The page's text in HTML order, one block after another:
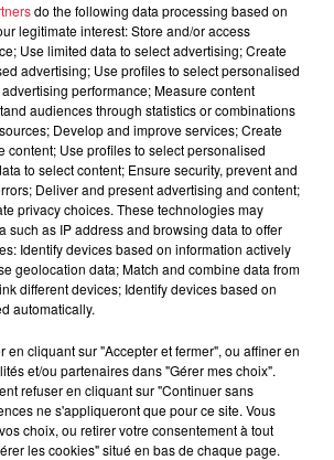
Gratuit
jouets et articles de puériculture à
le 22 septembre 2019 bourse aux
articles de puériculture organisée par
de Sang Bénévoles d'Ebersheim-
polyvalente Ignace Heinrich 52 rue
h à 13 h (8h30 pour les exposants).
10 € la table de 1m80. Buvette et petite
do the following data processing based on
legitimate interest: Store and/or access
Use limited data to select advertising; Create
advertising; Use profiles to select personalised
performance; Measure content
audiences through statistics or combinations
Develop and improve services; Create
content; Use profiles to select personalised
to select content; Ensure security, prevent and
Deliver and present advertising and content;
privacy choices. These technologies may
such as IP address and browsing data to offer
Identify devices based on information actively
geolocation data; Match and combine data from
different devices; Identify devices based on
automatically.
en cliquant sur "Accepter et fermer", ou affiner en
et/ou partenaires dans "Gérer mes choix".
refuser en cliquant sur "Continuer sans
ne s'appliqueront que pour ce site. Vous
choix, ou retirer votre consentement à tout
les cookies" situé en bas de chaque page.